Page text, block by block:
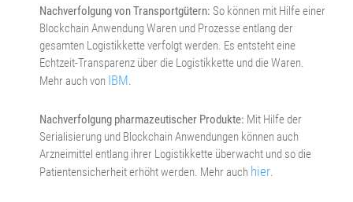
Nachverfolgung von Transportgütern: So können mit Hilfe einer
Blockchain Anwendung Waren und Prozesse entlang der
gesamten Logistikkette verfolgt werden. Es entsteht eine
Echtzeit-Transparenz über die Logistikkette und die Waren.
Mehr auch von IBM.
Nachverfolgung pharmazeutischer Produkte: Mit Hilfe der
Serialisierung und Blockchain Anwendungen können auch
Arzneimittel entlang ihrer Logistikkette überwacht und so die
Patientensicherheit erhöht werden. Mehr auch hier.